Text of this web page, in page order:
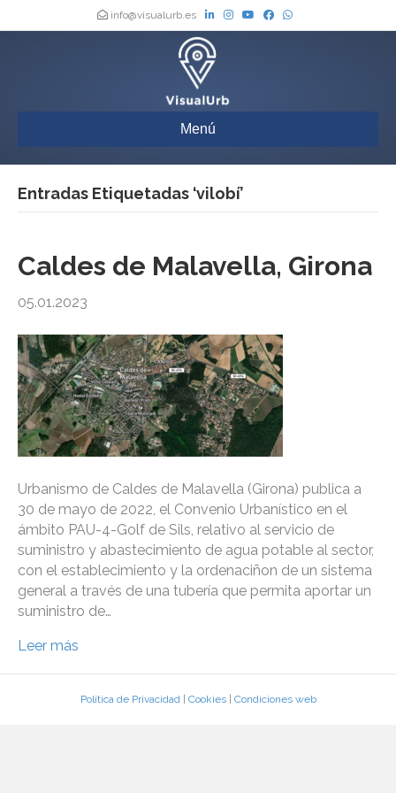
info@visualurb.es
Menú
Entradas Etiquetadas ‘vilobí’
Caldes de Malavella, Girona
05.01.2023
Urbanismo de Caldes de Malavella (Girona) publica a
30 de mayo de 2022, el Convenio Urbanístico en el
ámbito PAU-4-Golf de Sils, relativo al servicio de
suministro y abastecimiento de agua potable al sector,
con el establecimiento y la ordenaciñon de un sistema
general a través de una tubería que permita aportar un
suministro de…
Leer más
Política de Privacidad| Cookies| Condiciones web